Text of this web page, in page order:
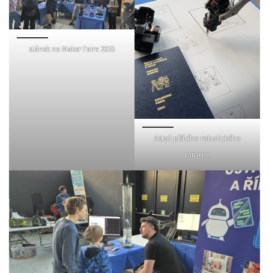
stánek na Maker Faire 2025
detail píšícího robotického
ramene